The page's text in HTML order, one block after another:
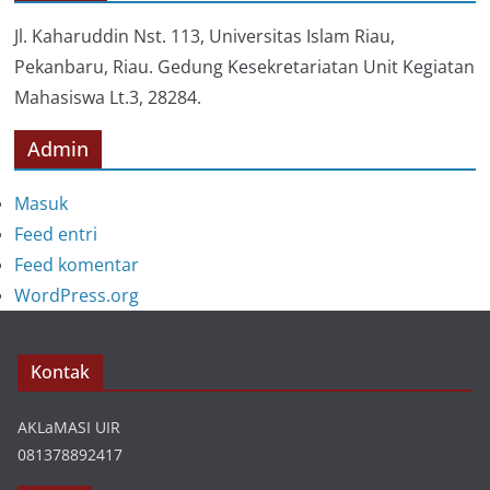
r
i
Jl. Kaharuddin Nst. 113, Universitas Islam Riau,
Pekanbaru, Riau. Gedung Kesekretariatan Unit Kegiatan
Mahasiswa Lt.3, 28284.
Admin
Masuk
Feed entri
Feed komentar
WordPress.org
Kontak
AKLaMASI UIR
081378892417